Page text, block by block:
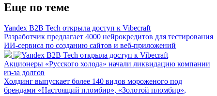
Еще по теме
Yandex B2B Tech открыла доступ к Vibecraft
Разработчик предлагает 4000 нейрокредитов для тестирования
ИИ-сервиса по созданию сайтов и веб-приложений
Акционеры «Русского холода» начали ликвидацию компании
из-за долгов
Холдинг выпускает более 140 видов мороженого под
брендами «Настоящий пломбир», «Золотой пломбир»,